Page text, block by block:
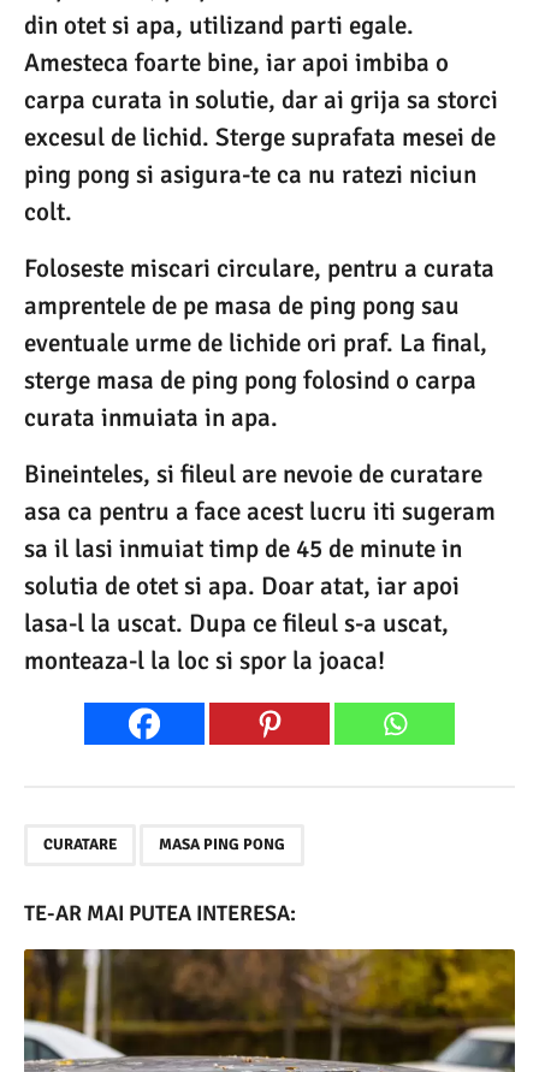
din otet si apa, utilizand parti egale.
Amesteca foarte bine, iar apoi imbiba o
carpa curata in solutie, dar ai grija sa storci
excesul de lichid. Sterge suprafata mesei de
ping pong si asigura-te ca nu ratezi niciun
colt.
Foloseste miscari circulare, pentru a curata
amprentele de pe masa de ping pong sau
eventuale urme de lichide ori praf. La final,
sterge masa de ping pong folosind o carpa
curata inmuiata in apa.
Bineinteles, si fileul are nevoie de curatare
asa ca pentru a face acest lucru iti sugeram
sa il lasi inmuiat timp de 45 de minute in
solutia de otet si apa. Doar atat, iar apoi
lasa-l la uscat. Dupa ce fileul s-a uscat,
monteaza-l la loc si spor la joaca!
CURATARE MASA PING PONG
TE-AR MAI PUTEA INTERESA: